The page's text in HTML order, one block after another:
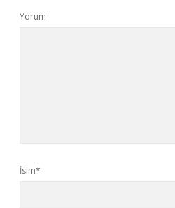
Yorum
İsim*